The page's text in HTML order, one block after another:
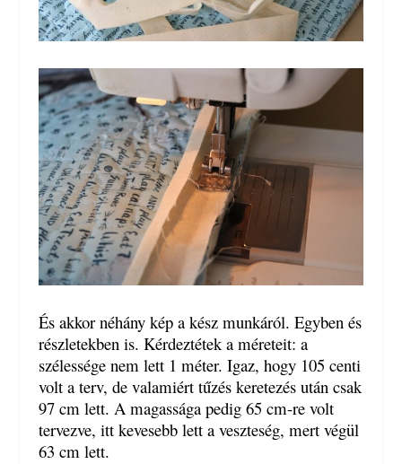
És akkor néhány kép a kész munkáról. Egyben és
részletekben is. Kérdeztétek a méreteit: a
szélessége nem lett 1 méter. Igaz, hogy 105 centi
volt a terv, de valamiért tűzés keretezés után csak
97 cm lett. A magassága pedig 65 cm-re volt
tervezve, itt kevesebb lett a veszteség, mert végül
63 cm lett.